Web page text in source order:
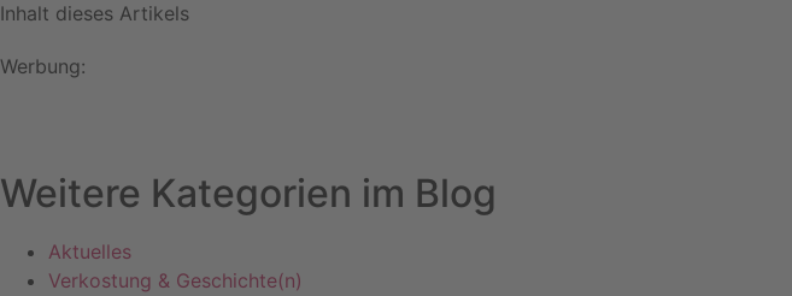
Inhalt dieses Artikels
Werbung:
Weitere Kategorien im Blog
Aktuelles
Verkostung & Geschichte(n)